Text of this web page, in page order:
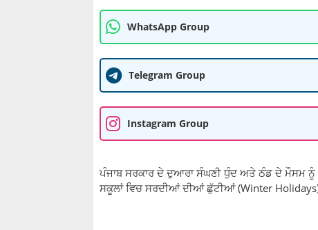
WhatsApp Group
Telegram Group
Instagram Group
ਪੰਜਾਬ ਸਰਕਾਰ ਦੇ ਦੁਆਰਾ ਸੰਘਣੀ ਧੁੰਦ ਅਤੇ ਠੰਡ ਦੇ ਮੌਸਮ ਨੂੰ
ਸਕੂਲਾਂ ਵਿਚ ਸਰਦੀਆਂ ਦੀਆਂ ਛੁੱਟੀਆਂ (Winter